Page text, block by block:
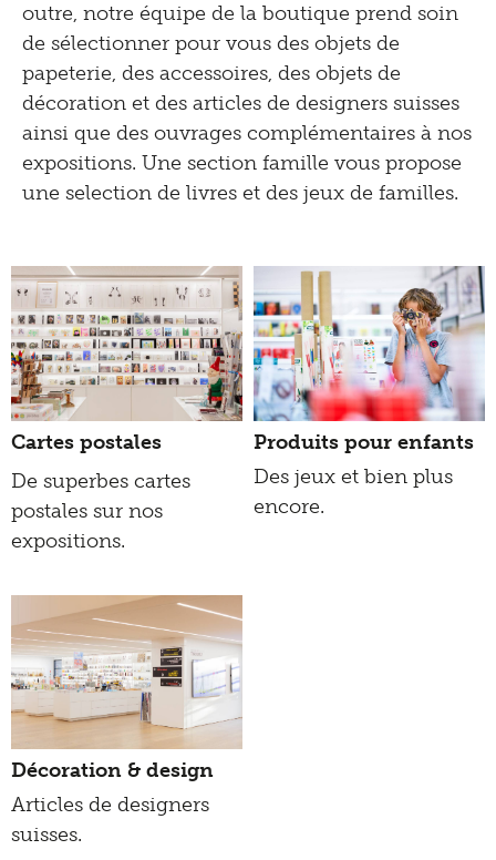
outre, notre équipe de la boutique prend soin
de sélectionner pour vous des objets de
papeterie, des accessoires, des objets de
décoration et des articles de designers suisses
ainsi que des ouvrages complémentaires à nos
expositions. Une section famille vous propose
une selection de livres et des jeux de familles.
Cartes postales
De superbes cartes
postales sur nos
expositions.
Produits pour enfants
Des jeux et bien plus
encore.
Décoration & design
Articles de designers
suisses.